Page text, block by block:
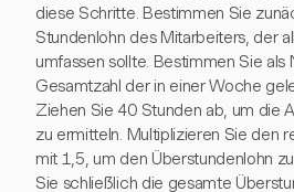
diese Schritte. Bestimmen Sie
Stundenlohn des Mitarbeiters, der
umfassen sollte. Bestimmen Sie als
Gesamtzahl der in einer Woche
Ziehen Sie 40 Stunden ab, um die
zu ermitteln. Multiplizieren Sie den
mit 1,5, um den Überstundenlohn
Sie schließlich die gesamte